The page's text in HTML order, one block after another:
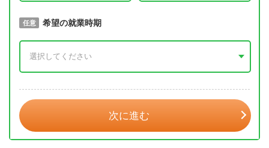
必須 取得予定年
任意 希望の就業時期
次に進む